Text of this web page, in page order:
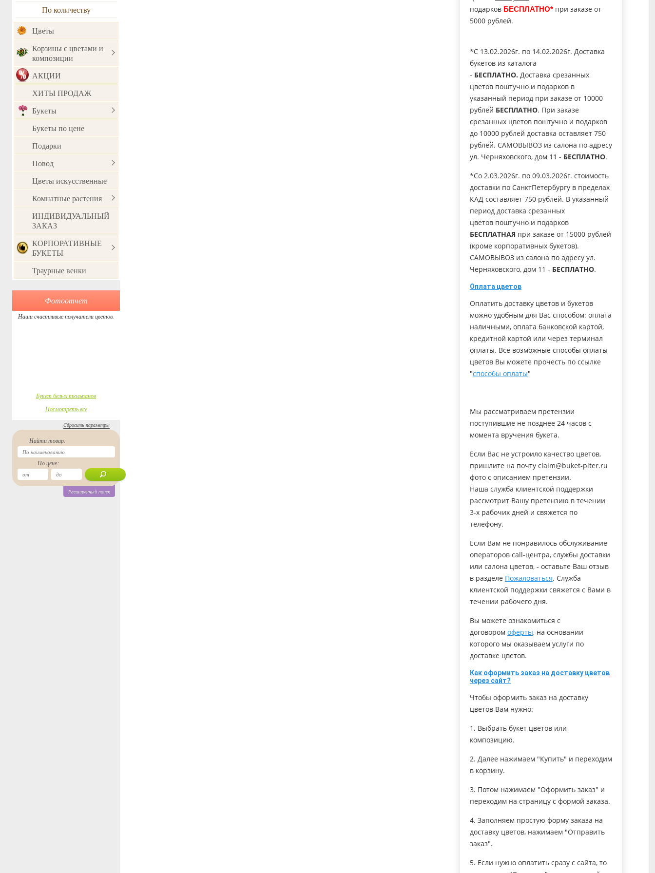
По количеству
Цветы
Корзины с цветами и
композиции
АКЦИИ
ХИТЫ ПРОДАЖ
Букеты
Букеты по цене
Подарки
Повод
Цветы искусственные
Комнатные растения
ИНДИВИДУАЛЬНЫЙ
ЗАКАЗ
КОРПОРАТИВНЫЕ
БУКЕТЫ
Траурные венки
Фотоотчет
Наши счастливые получатели цветов.
Букет белых тюльпанов
Посмотреть все
Найти товар:
По цене:
Сбросить параметры
Расширенный поиск
подарков БЕСПЛАТНО* при заказе от
5000 рублей.
*C 13.02.2026г. по 14.02.2026г. Доставка
букетов из каталога
- БЕСПЛАТНО. Доставка срезанных
цветов поштучно и подарков в
указанный период при заказе от 10000
рублей БЕСПЛАТНО. При заказе
срезанных цветов поштучно и подарков
до 10000 рублей доставка оставляет 750
рублей. САМОВЫВОЗ из салона по адресу
ул. Черняховского, дом 11 - БЕСПЛАТНО.
*Со 2.03.2026г. по 09.03.2026г. стоимость
доставки по СанктПетербургу в пределах
КАД составляет 750 рублей. В указанный
период доставка срезанных
цветов поштучно и подарков
БЕСПЛАТНАЯ при заказе от 15000 рублей
(кроме корпоративных букетов).
САМОВЫВОЗ из салона по адресу ул.
Черняховского, дом 11 - БЕСПЛАТНО.
Оплата цветов
Оплатить доставку цветов и букетов
можно удобным для Вас способом: оплата
наличными, оплата банковской картой,
кредитной картой или через терминал
оплаты. Все возможные способы оплаты
цветов Вы можете прочесть по ссылке
"способы оплаты"
Мы рассматриваем претензии
поступившие не позднее 24 часов с
момента вручения букета.
Если Вас не устроило качество цветов,
пришлите на почту claim@buket-piter.ru
фото с описанием претензии.
Наша служба клиентской поддержки
рассмотрит Вашу претензию в течении
3-х рабочих дней и свяжется по
телефону.
Если Вам не понравилось обслуживание
операторов call-центра, службы доставки
или салона цветов, - оставьте Ваш отзыв
в разделе Пожаловаться. Служба
клиентской поддержки свяжется с Вами в
течении рабочего дня.
Вы можете ознакомиться с
договором оферты, на основании
которого мы оказываем услуги по
доставке цветов.
Как оформить заказ на доставку цветов
через сайт?
Чтобы оформить заказ на доставку
цветов Вам нужно:
1. Выбрать букет цветов или
композицию.
2. Далее нажимаем "Купить" и переходим
в корзину.
3. Потом нажимаем "Оформить заказ" и
переходим на страницу с формой заказа.
4. Заполняем простую форму заказа на
доставку цветов, нажимаем "Отправить
заказ".
5. Если нужно оплатить сразу с сайта, то